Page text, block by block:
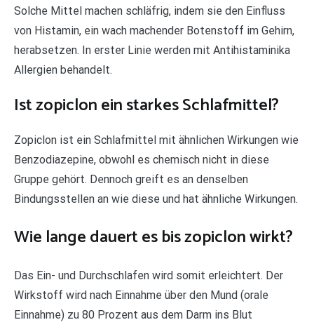
Solche Mittel machen schläfrig, indem sie den Einfluss
von Histamin, ein wach machender Botenstoff im Gehirn,
herabsetzen. In erster Linie werden mit Antihistaminika
Allergien behandelt.
Ist zopiclon ein starkes Schlafmittel?
Zopiclon ist ein Schlafmittel mit ähnlichen Wirkungen wie
Benzodiazepine, obwohl es chemisch nicht in diese
Gruppe gehört. Dennoch greift es an denselben
Bindungsstellen an wie diese und hat ähnliche Wirkungen.
Wie lange dauert es bis zopiclon wirkt?
Das Ein- und Durchschlafen wird somit erleichtert. Der
Wirkstoff wird nach Einnahme über den Mund (orale
Einnahme) zu 80 Prozent aus dem Darm ins Blut